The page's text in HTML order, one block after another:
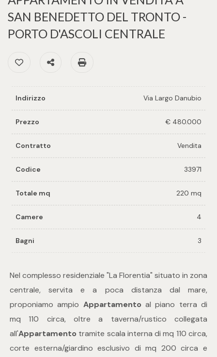
SAN BENEDETTO DEL TRONTO -
PORTO D'ASCOLI CENTRALE
Preferiti: Cod. 33971
Condividi
Indirizzo Via Largo Danubio
Prezzo € 480.000
Contratto Vendita
Codice 33971
Totale mq 220 mq
Camere 4
Bagni 3
Nel complesso residenziale "La Florentia" situato in zona
centrale, servita e a poca distanza dal mare,
proponiamo ampio Appartamento al piano terra di
mq 110 circa, oltre a taverna/rustico collegata
all'Appartamento tramite scala interna di mq 110 circa,
corte esterna/giardino esclusivo di mq 200 circa e
Richiedi
immobile
vendi il
immobile
Contattaci
Provincia
Comune
-
Residenziali
Commerciali
Industriali
Terreni
Prezzo